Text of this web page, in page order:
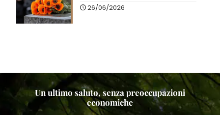
26/06/2026
Un ultimo saluto, senza preoccupazioni
economiche